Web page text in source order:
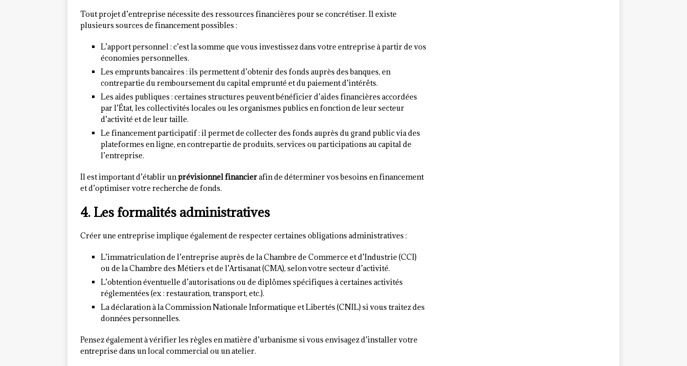
Tout projet d’entreprise nécessite des ressources financières pour se concrétiser. Il existe
plusieurs sources de financement possibles :
L’apport personnel : c’est la somme que vous investissez dans votre entreprise à partir de vos
économies personnelles.
Les emprunts bancaires : ils permettent d’obtenir des fonds auprès des banques, en
contrepartie du remboursement du capital emprunté et du paiement d’intérêts.
Les aides publiques : certaines structures peuvent bénéficier d’aides financières accordées
par l’État, les collectivités locales ou les organismes publics en fonction de leur secteur
d’activité et de leur taille.
Le financement participatif : il permet de collecter des fonds auprès du grand public via des
plateformes en ligne, en contrepartie de produits, services ou participations au capital de
l’entreprise.
Il est important d’établir unprévisionnel financierafin de déterminer vos besoins en financement
et d’optimiser votre recherche de fonds.
4. Les formalités administratives
Créer une entreprise implique également de respecter certaines obligations administratives :
L’immatriculation de l’entreprise auprès de la Chambre de Commerce et d’Industrie (CCI)
ou de la Chambre des Métiers et de l’Artisanat (CMA), selon votre secteur d’activité.
L’obtention éventuelle d’autorisations ou de diplômes spécifiques à certaines activités
réglementées (ex : restauration, transport, etc.).
La déclaration à la Commission Nationale Informatique et Libertés (CNIL) si vous traitez des
données personnelles.
Pensez également à vérifier les règles en matière d’urbanisme si vous envisagez d’installer votre
entreprise dans un local commercial ou un atelier.